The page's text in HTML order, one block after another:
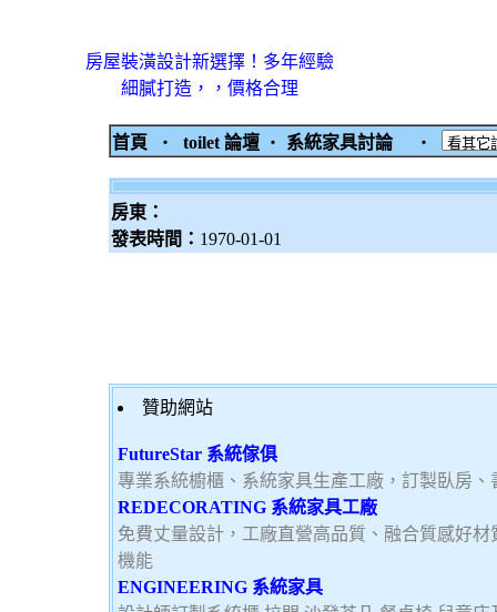
房屋裝潢設計新選擇！多年經驗
細膩打造，，價格合理
首頁 ‧ toilet 論壇 ‧ 系統家具討論 ‧
房東：
發表時間： 1970-01-01
贊助網站
FutureStar 系統傢俱
專業系統櫥櫃、系統家具生產工廠，訂製臥房、
REDECORATING 系統家具工廠
免費丈量設計，工廠直營高品質、融合質感好
機能
ENGINEERING 系統家具